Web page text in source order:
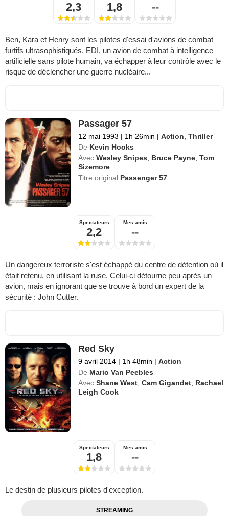
2,3 1,8 --
Ben, Kara et Henry sont les pilotes d'essai d'avions de combat
furtifs ultrasophistiqués. EDI, un avion de combat à intelligence
artificielle sans pilote humain, va échapper à leur contrôle avec le
risque de déclencher une guerre nucléaire...
Passager 57
12 mai 1993 | 1h 26min | Action ,Thriller
De Kevin Hooks
Avec Wesley Snipes Bruce Payne ,Tom
Sizemore
Titre original Passenger 57
Spectateurs
2,2
Mes amis
--
Un dangereux terroriste s'est échappé du centre de détention où il
était retenu, en utilisant la ruse. Celui-ci détourne peu après un
avion, mais en ignorant que se trouve à bord un expert de la
sécurité : John Cutter.
Red Sky
9 avril 2014 | 1h 48min | Action
De Mario Van Peebles
Avec Shane West ,Cam Gigandet Rachael
Leigh Cook
Spectateurs
1,8
Mes amis
--
Le destin de plusieurs pilotes d'exception.
STREAMING